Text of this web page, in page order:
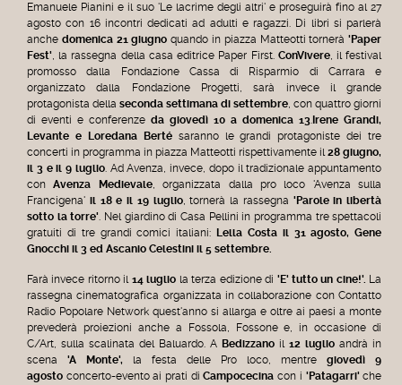
Emanuele Pianini e il suo 'Le lacrime degli altri' e proseguirà fino al 27
agosto con 16 incontri dedicati ad adulti e ragazzi. Di libri si parlerà
anche domenica 21 giugno quando in piazza Matteotti tornerà 'Paper
Fest', la rassegna della casa editrice Paper First. ConVivere, il festival
promosso dalla Fondazione Cassa di Risparmio di Carrara e
organizzato dalla Fondazione Progetti, sarà invece il grande
protagonista della seconda settimana di settembre, con quattro giorni
di eventi e conferenze da giovedì 10 a domenica 13. Irene Grandi,
Levante e Loredana Berté saranno le grandi protagoniste dei tre
concerti in programma in piazza Matteotti rispettivamente il 28 giugno,
il 3 e il 9 luglio. Ad Avenza, invece, dopo il tradizionale appuntamento
con
Avenza Medievale, organizzata dalla pro loco 'Avenza sulla
Francigena' il 18 e il 19 luglio, tornerà la rassegna 'Parole in libertà
sotto la torre'. Nel giardino di Casa Pellini in programma tre spettacoli
gratuiti di tre grandi comici italiani: Lella Costa il 31 agosto, Gene
Gnocchi il 3 ed Ascanio Celestini il 5 settembre.
Farà invece ritorno il 14 luglio la terza edizione di 'E' tutto un cine!'. La
rassegna cinematografica organizzata in collaborazione con Contatto
Radio Popolare Network quest'anno si allarga e oltre ai paesi a monte
prevederà proiezioni anche a Fossola, Fossone e, in occasione di
C/Art, sulla scalinata del Baluardo. A Bedizzano il 12 luglio andrà in
scena
'A Monte', la festa delle Pro loco, mentre
giovedì 9
agosto concerto-evento ai prati di Campocecina con i 'Patagarri' che